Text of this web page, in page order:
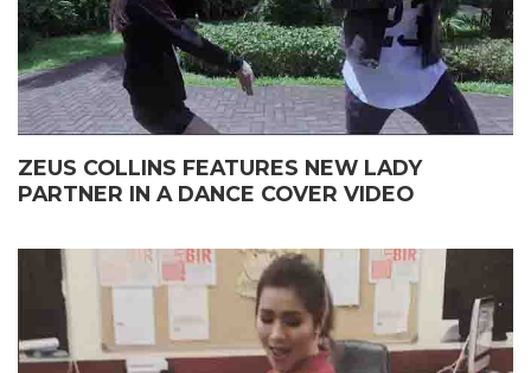
ZEUS COLLINS FEATURES NEW LADY
PARTNER IN A DANCE COVER VIDEO